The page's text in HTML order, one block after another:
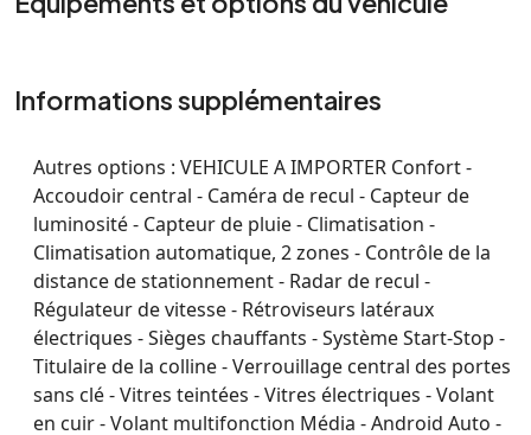
Informations supplémentaires
Autres options : VEHICULE A IMPORTER Confort -
Accoudoir central - Caméra de recul - Capteur de
luminosité - Capteur de pluie - Climatisation -
Climatisation automatique, 2 zones - Contrôle de la
distance de stationnement - Radar de recul -
Régulateur de vitesse - Rétroviseurs latéraux
électriques - Sièges chauffants - Système Start-Stop -
Titulaire de la colline - Verrouillage central des portes
sans clé - Vitres teintées - Vitres électriques - Volant
en cuir - Volant multifonction Média - Android Auto -